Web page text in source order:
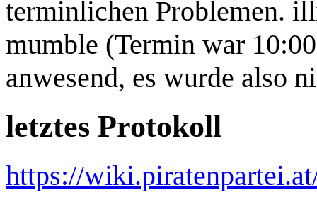
terminlichen Problemen.
mumble (Termin war
anwesend, es wurde also
letztes Protokoll
https://